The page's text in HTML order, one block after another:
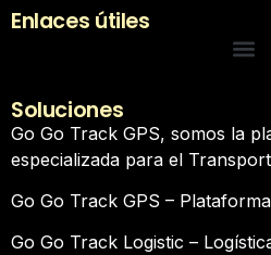
Enlaces útiles
Soluciones
Go Go Track GPS, somos la
especializada para el
Go Go Track GPS –
Go Go Track Logistic –